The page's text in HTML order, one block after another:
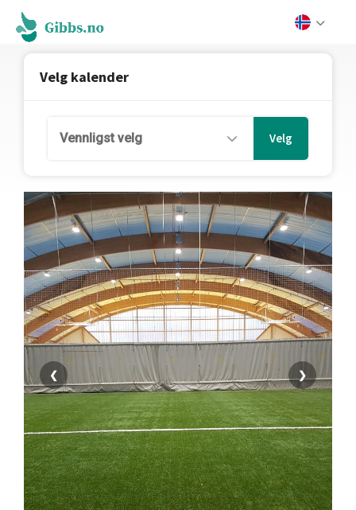
Velg kalender
Vennligst velg Velg
❮ ❯